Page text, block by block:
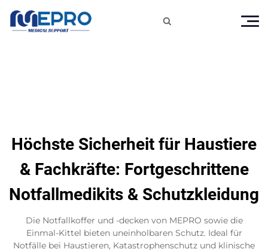

Höchste Sicherheit für Haustiere
& Fachkräfte: Fortgeschrittene
Notfallmedikits & Schutzkleidung
Die Notfallkoffer und -decken von MEPRO sowie die
Einmal-Kittel bieten uneinholbaren Schutz. Ideal für
Notfälle bei Haustieren, Katastrophenschutz und klinische